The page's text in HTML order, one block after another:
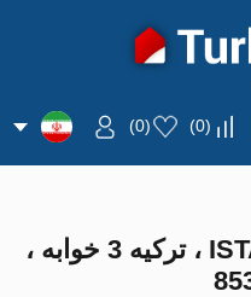
(
0
)
(
0
)
آپارتمان در ISTANBUL ، ترکیه 3 خوابه ،